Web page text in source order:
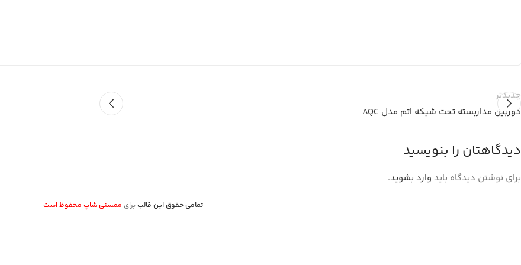
جدیدتر
دوربین مداربسته تحت شبکه اتم مدل AQC
دیدگاهتان را بنویسید
برای نوشتن دیدگاه باید وارد بشوید.
تمامی حقوق این قالب برای ممسنی شاپ محفوظ است